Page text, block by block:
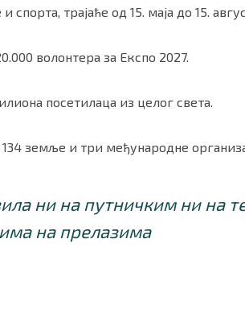
трајаће од 15. маја до 15.
волонтера за Експо 2027.
посетилаца из целог света.
земље и три међународне
ни на путничким ни на
на прелазима